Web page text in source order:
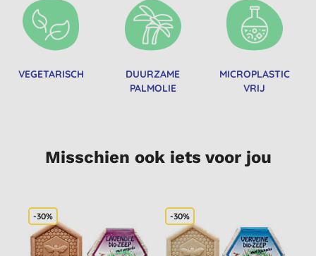
VEGETARISCH
DUURZAME
PALMOLIE
MICROPLASTIC
VRIJ
Misschien ook iets voor jou
-30% -30%